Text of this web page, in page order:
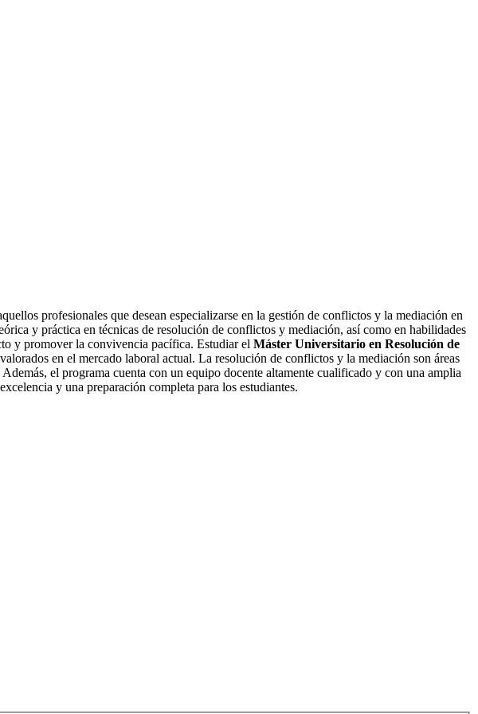
profesionales que desean especializarse en la gestión de conflictos y la mediación en
y práctica en técnicas de resolución de conflictos y mediación, así como en habilidades
y promover la convivencia pacífica. Estudiar el Máster Universitario en Resolución de
en el mercado laboral actual. La resolución de conflictos y la mediación son áreas
el programa cuenta con un equipo docente altamente cualificado y con una amplia
y una preparación completa para los estudiantes.